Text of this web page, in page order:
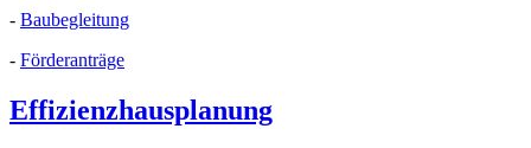
- Baubegleitung
- Förderanträge
Effizienzhausplanung